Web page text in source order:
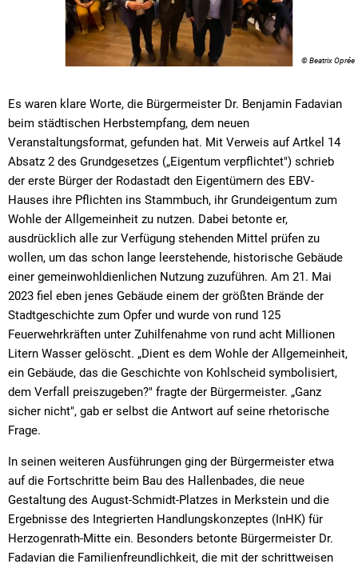
© Beatrix Oprée
Es waren klare Worte, die Bürgermeister Dr. Benjamin Fadavian
beim städtischen Herbstempfang, dem neuen
Veranstaltungsformat, gefunden hat. Mit Verweis auf Artkel 14
Absatz 2 des Grundgesetzes („Eigentum verpflichtet") schrieb
der erste Bürger der Rodastadt den Eigentümern des EBV-
Hauses ihre Pflichten ins Stammbuch, ihr Grundeigentum zum
Wohle der Allgemeinheit zu nutzen. Dabei betonte er,
ausdrücklich alle zur Verfügung stehenden Mittel prüfen zu
wollen, um das schon lange leerstehende, historische Gebäude
einer gemeinwohldienlichen Nutzung zuzuführen. Am 21. Mai
2023 fiel eben jenes Gebäude einem der größten Brände der
Stadtgeschichte zum Opfer und wurde von rund 125
Feuerwehrkräften unter Zuhilfenahme von rund acht Millionen
Litern Wasser gelöscht. „Dient es dem Wohle der Allgemeinheit,
ein Gebäude, das die Geschichte von Kohlscheid symbolisiert,
dem Verfall preiszugeben?" fragte der Bürgermeister. „Ganz
sicher nicht", gab er selbst die Antwort auf seine rhetorische
Frage.
In seinen weiteren Ausführungen ging der Bürgermeister etwa
auf die Fortschritte beim Bau des Hallenbades, die neue
Gestaltung des August-Schmidt-Platzes in Merkstein und die
Ergebnisse des Integrierten Handlungskonzeptes (InHK) für
Herzogenrath-Mitte ein. Besonders betonte Bürgermeister Dr.
Fadavian die Familienfreundlichkeit, die mit der schrittweisen